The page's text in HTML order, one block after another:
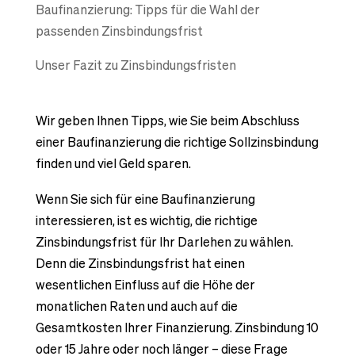
Baufinanzierung: Tipps für die Wahl der
passenden Zinsbindungsfrist
Unser Fazit zu Zinsbindungsfristen
Wir geben Ihnen Tipps, wie Sie beim Abschluss
einer Baufinanzierung die richtige Sollzinsbindung
finden und viel Geld sparen.
Wenn Sie sich für eine Baufinanzierung
interessieren, ist es wichtig, die richtige
Zinsbindungsfrist für Ihr Darlehen zu wählen.
Denn die Zinsbindungsfrist hat einen
wesentlichen Einfluss auf die Höhe der
monatlichen Raten und auch auf die
Gesamtkosten Ihrer Finanzierung. Zinsbindung 10
oder 15 Jahre oder noch länger – diese Frage